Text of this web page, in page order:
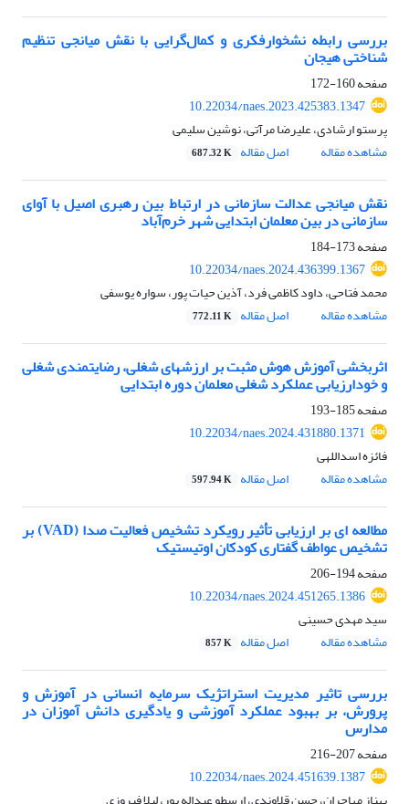
بررسی رابطه نشخوارفکری و کمال‌گرایی با نقش میانجی تنظیم
شناختی هیجان
صفحه160-172
10.22034/naes.2023.425383.1347
پرستو ارشادی، علیرضا مرآتی، نوشین سلیمی
مشاهده مقاله
اصل مقاله 687.32 K
نقش میانجی عدالت سازمانی در ارتباط بین رهبری اصیل با آوای
سازمانی در بین معلمان ابتدایی شهر خرم‌آباد
صفحه173-184
10.22034/naes.2024.436399.1367
محمد فتاحی، داود کاظمی فرد، آذین حیات پور، سواره یوسفی
مشاهده مقاله
اصل مقاله 772.11 K
اثربخشی آموزش هوش مثبت بر ارزشهای شغلی، رضایتمندی شغلی
و خودارزیابی عملکرد شغلی معلمان دوره ابتدایی
صفحه185-193
10.22034/naes.2024.431880.1371
فائزه اسداللهی
مشاهده مقاله
اصل مقاله 597.94 K
مطالعه ای بر ارزیابی تأثیر رویکرد تشخیص فعالیت صدا (VAD) بر
تشخیص عواطف گفتاری کودکان اوتیستیک
صفحه194-206
10.22034/naes.2024.451265.1386
سید مهدی حسینی
مشاهده مقاله
اصل مقاله 857 K
بررسی تاثیر مدیریت استراتژیک سرمایه انسانی در آموزش و
پرورش، بر بهبود عملکرد آموزشی و یادگیری دانش آموزان در
مدارس
صفحه207-216
10.22034/naes.2024.451639.1387